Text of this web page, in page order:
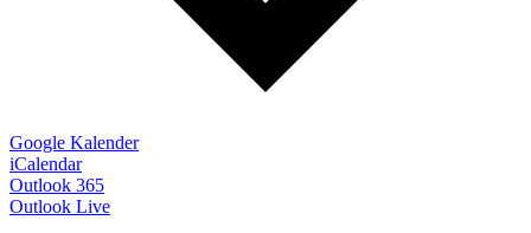
Google Kalender
iCalendar
Outlook 365
Outlook Live